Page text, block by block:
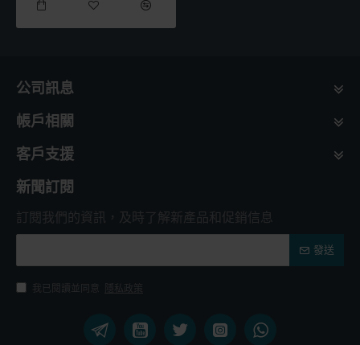
公司訊息
帳戶相關
客戶支援
新聞訂閱
訂閱我們的資訊，及時了解新產品和促銷信息
發送
隱私政策